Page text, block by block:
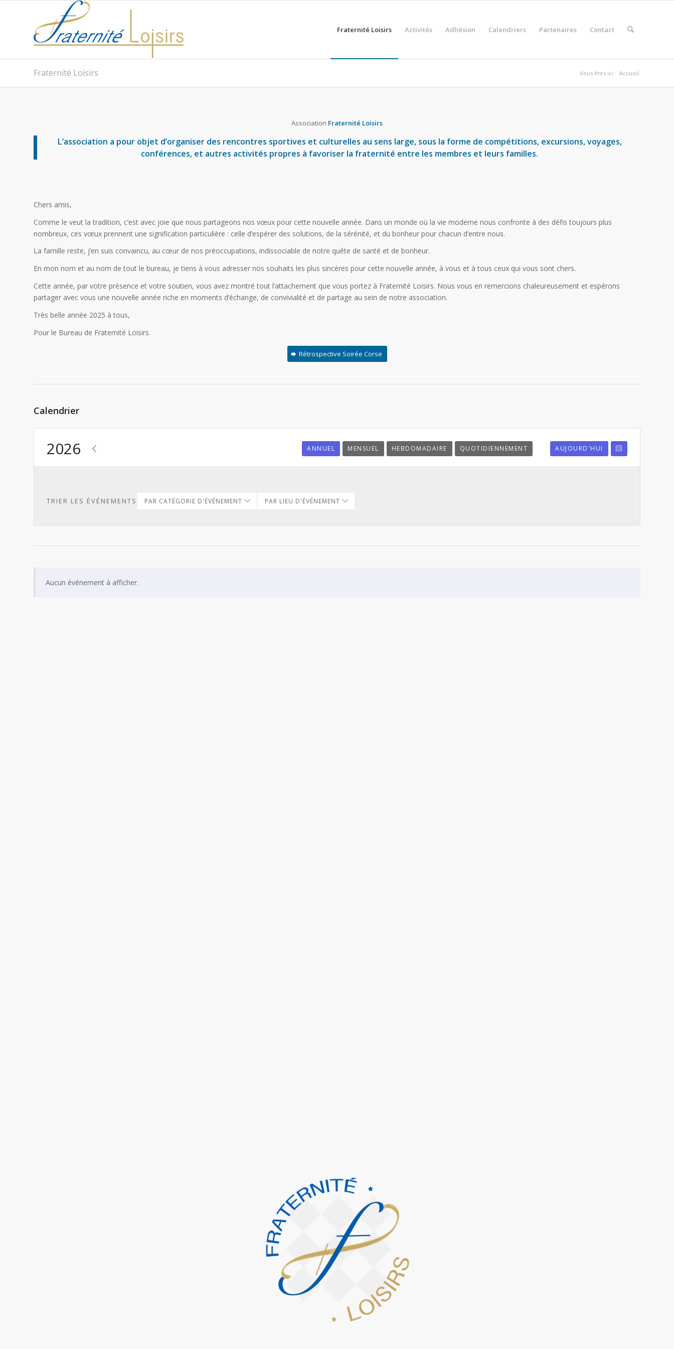
Fraternité Loisirs Activités Adhésion Calendriers Partenaires Contact
Fraternité Loisirs Vous êtes ici : Accueil
Association Fraternité Loisirs
L’association a pour objet d’organiser des rencontres sportives et culturelles au sens large, sous la forme de compétitions, excursions, voyages,
conférences, et autres activités propres à favoriser la fraternité entre les membres et leurs familles.
Chers amis,
Comme le veut la tradition, c’est avec joie que nous partageons nos vœux pour cette nouvelle année. Dans un monde où la vie moderne nous confronte à des défis toujours plus
nombreux, ces vœux prennent une signification particulière : celle d’espérer des solutions, de la sérénité, et du bonheur pour chacun d’entre nous.
La famille reste, j’en suis convaincu, au cœur de nos préoccupations, indissociable de notre quête de santé et de bonheur.
En mon nom et au nom de tout le bureau, je tiens à vous adresser nos souhaits les plus sincères pour cette nouvelle année, à vous et à tous ceux qui vous sont chers.
Cette année, par votre présence et votre soutien, vous avez montré tout l’attachement que vous portez à Fraternité Loisirs. Nous vous en remercions chaleureusement et espérons
partager avec vous une nouvelle année riche en moments d’échange, de convivialité et de partage au sein de notre association.
Très belle année 2025 à tous,
Pour le Bureau de Fraternité Loisirs.
Rétrospective Soirée Corse
Calendrier
2026 ANNUEL MENSUEL HEBDOMADAIRE QUOTIDIENNEMENT AUJOURD'HUI
TRIER LES ÉVÉNEMENTS PAR CATÉGORIE D'ÉVÉNEMENT PAR LIEU D'ÉVÉNEMENT
Aucun événement à afficher.